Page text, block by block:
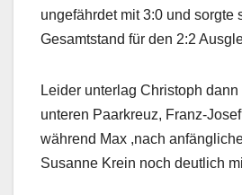
ungefährdet mit 3:0 und sorgte
Gesamtstand für den 2:2
Leider unterlag Christoph
unteren Paarkreuz, Franz-
während Max ,nach
Susanne Krein noch deutlich